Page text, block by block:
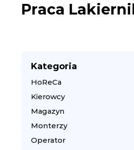
Praca
Kategoria
HoReCa
Kierowcy
Magazyn
Monterzy
Operator